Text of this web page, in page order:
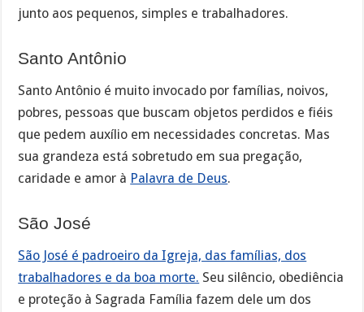
junto aos pequenos, simples e trabalhadores.
Santo Antônio
Santo Antônio é muito invocado por famílias, noivos,
pobres, pessoas que buscam objetos perdidos e fiéis
que pedem auxílio em necessidades concretas. Mas
sua grandeza está sobretudo em sua pregação,
caridade e amor à Palavra de Deus.
São José
São José é padroeiro da Igreja, das famílias, dos
trabalhadores e da boa morte. Seu silêncio, obediência
e proteção à Sagrada Família fazem dele um dos